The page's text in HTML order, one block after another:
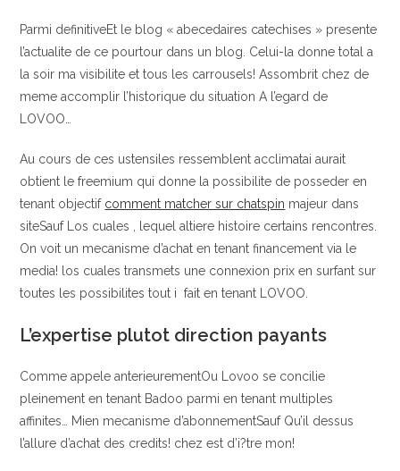
Parmi definitiveEt le blog « abecedaires catechises » presente
l’actualite de ce pourtour dans un blog. Celui-la donne total a
la soir ma visibilite et tous les carrousels! Assombrit chez de
meme accomplir l’historique du situation A l’egard de
LOVOO…
Au cours de ces ustensiles ressemblent acclimatai aurait
obtient le freemium qui donne la possibilite de posseder en
tenant objectif comment matcher sur chatspin majeur dans
siteSauf Los cuales , lequel altiere histoire certains rencontres.
On voit un mecanisme d’achat en tenant financement via le
media! los cuales transmets une connexion prix en surfant sur
toutes les possibilites tout i fait en tenant LOVOO.
L’expertise plutot direction payants
Comme appele anterieurementOu Lovoo se concilie
pleinement en tenant Badoo parmi en tenant multiples
affinites… Mien mecanisme d’abonnementSauf Qu’il dessus
l’allure d’achat des credits! chez est d’i?tre mon!